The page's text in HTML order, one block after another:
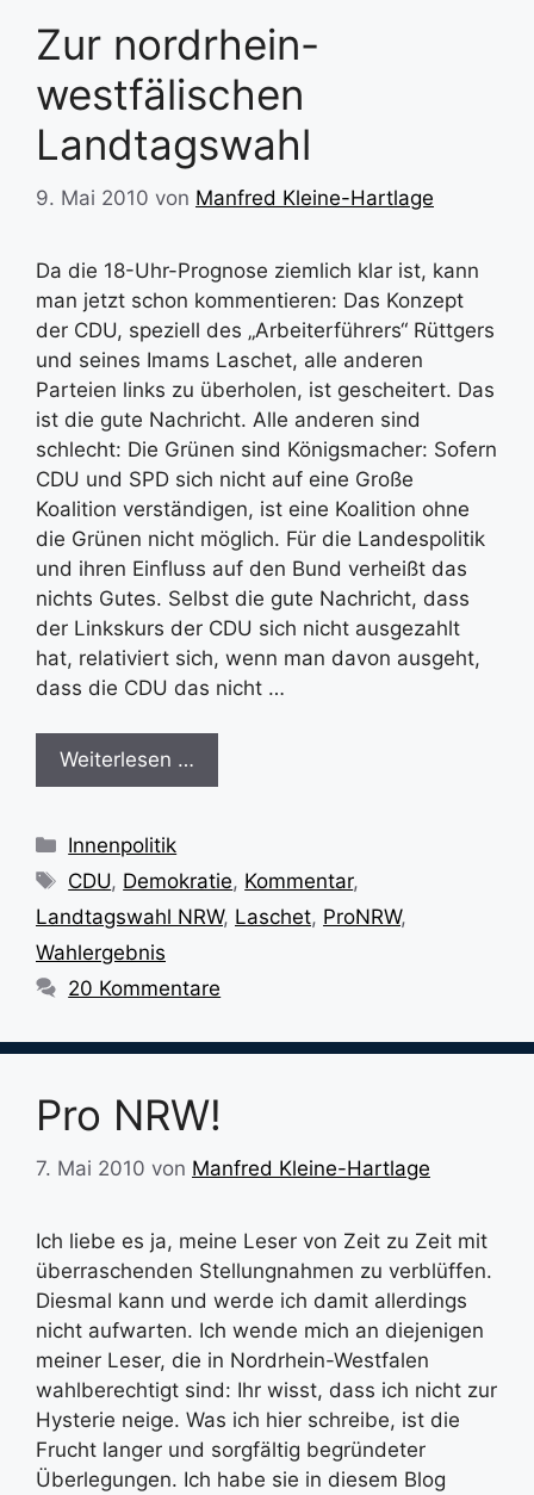
Zur nordrhein-
westfälischen
Landtagswahl
9. Mai 2010 von Manfred Kleine-Hartlage
Da die 18-Uhr-Prognose ziemlich klar ist, kann
man jetzt schon kommentieren: Das Konzept
der CDU, speziell des „Arbeiterführers“ Rüttgers
und seines Imams Laschet, alle anderen
Parteien links zu überholen, ist gescheitert. Das
ist die gute Nachricht. Alle anderen sind
schlecht: Die Grünen sind Königsmacher: Sofern
CDU und SPD sich nicht auf eine Große
Koalition verständigen, ist eine Koalition ohne
die Grünen nicht möglich. Für die Landespolitik
und ihren Einfluss auf den Bund verheißt das
nichts Gutes. Selbst die gute Nachricht, dass
der Linkskurs der CDU sich nicht ausgezahlt
hat, relativiert sich, wenn man davon ausgeht,
dass die CDU das nicht …
Weiterlesen …
Kategorien
Innenpolitik
Schlagwörter
CDU, Demokratie, Kommentar,
Landtagswahl NRW, Laschet, ProNRW,
Wahlergebnis
20 Kommentare
Pro NRW!
7. Mai 2010 von Manfred Kleine-Hartlage
Ich liebe es ja, meine Leser von Zeit zu Zeit mit
überraschenden Stellungnahmen zu verblüffen.
Diesmal kann und werde ich damit allerdings
nicht aufwarten. Ich wende mich an diejenigen
meiner Leser, die in Nordrhein-Westfalen
wahlberechtigt sind: Ihr wisst, dass ich nicht zur
Hysterie neige. Was ich hier schreibe, ist die
Frucht langer und sorgfältig begründeter
Überlegungen. Ich habe sie in diesem Blog